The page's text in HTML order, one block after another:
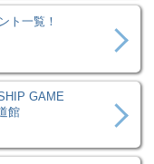
ト一覧！
GAME
館